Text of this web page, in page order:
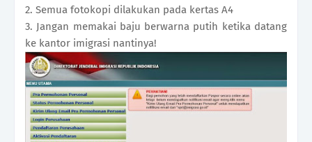
2. Semua fotokopi dilakukan pada kertas A4
3. Jangan memakai baju berwarna putih ketika datang
ke kantor imigrasi nantinya!